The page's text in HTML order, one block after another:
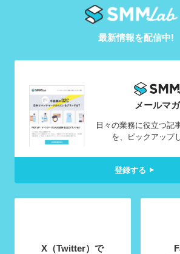
最新情報を配信中!
メールマ
日々の業務に役立つ記
を、ピックアップ
登録する
X（Twitter）で